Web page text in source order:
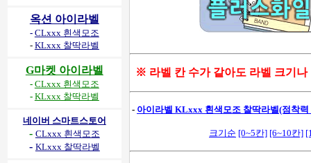
옥션 아이라벨
- CLxxx 흰색모조
- KLxxx 찰딱라벨
G마켓 아이라벨
- CLxxx 흰색모조
- KLxxx 찰딱라벨
네이버 스마트스토어
- CLxxx 흰색모조
- KLxxx 찰딱라벨
※ 라벨 칸 수가 같아도 라벨 크기나
- 아이라벨 KLxxx 흰색모조 찰딱라벨(점착
크기순 [0~5칸] [6~10칸]